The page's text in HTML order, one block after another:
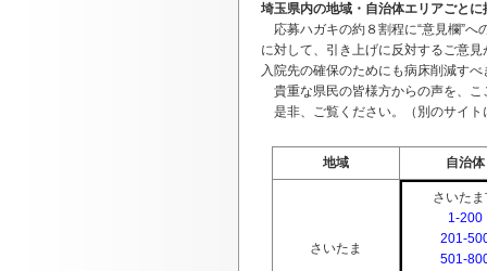
埼玉県内の地域・自治体エリアごとに
応募ハガキの約８割程に“意見欄”へ
に対して、引き上げに反対するご意
入院先の確保のためにも病床削減す
貴重な県民の皆様方からの声を、こ
是非、ご覧ください。（別のサイト
地域 自治体
さいたま
さいた
1-200
201-
501-